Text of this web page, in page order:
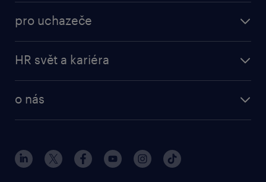
vyberte si zaměstnavatele
professional
pro uchazeče
HR svět a kariéra
karierní poradna
o nás
náš příbeh
tiskové zprávy